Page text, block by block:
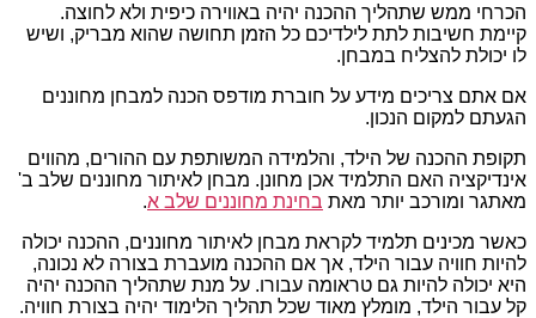
הכרחי ממש שתהליך ההכנה יהיה באווירה כיפית ולא לחוצה.
קיימת חשיבות לתת לילדיכם כל הזמן תחושה שהוא מבריק, ושיש
לו יכולת להצליח במבחן.
אם אתם צריכים מידע על חוברת מודפס הכנה למבחן מחוננים
הגעתם למקום הנכון.
תקופת ההכנה של הילד, והלמידה המשותפת עם ההורים, מהווים
אינדיקציה האם התלמיד אכן מחונן. מבחן לאיתור מחוננים שלב ב'
מאתגר ומורכב יותר מאת בחינת מחוננים שלב א.
כאשר מכינים תלמיד לקראת מבחן לאיתור מחוננים, ההכנה יכולה
להיות חוויה עבור הילד, אך אם ההכנה מועברת בצורה לא נכונה,
היא יכולה להיות גם טראומה עבורו. על מנת שתהליך ההכנה יהיה
קל עבור הילד, מומלץ מאוד שכל תהליך הלימוד יהיה בצורת חוויה.